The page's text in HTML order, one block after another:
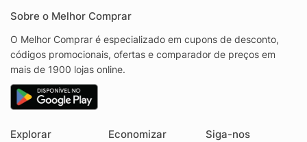
Sobre o Melhor Comprar
O Melhor Comprar é especializado em cupons de desconto,
códigos promocionais, ofertas e comparador de preços em
mais de 1900 lojas online.
Explorar Economizar Siga-nos